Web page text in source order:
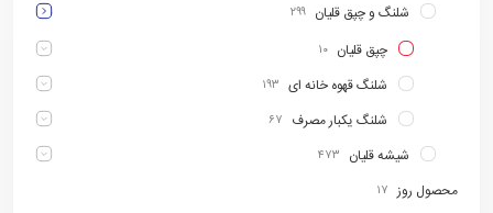
شلنگ و چپق قلیان ۲۹۹
چپق قلیان ۱۰
شلنگ قهوه خانه ای ۱۹۳
شلنگ یکبار مصرف ۶۷
شیشه قلیان ۴۷۳
محصول روز ۱۷